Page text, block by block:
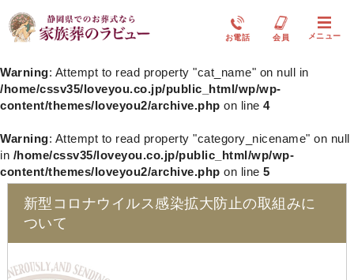
お電話 会員 メニュー
Warning: Attempt to read property "cat_name" on null in
/home/cssv35/loveyou.co.jp/public_html/wp/wp-
content/themes/loveyou2/archive.php on line 4
Warning: Attempt to read property "category_nicename" on null
in /home/cssv35/loveyou.co.jp/public_html/wp/wp-
content/themes/loveyou2/archive.php on line 5
新型コロナウイルス感染拡大防止の取組みに
ついて